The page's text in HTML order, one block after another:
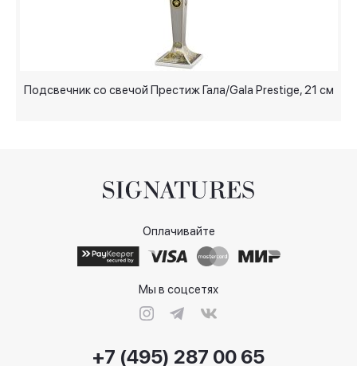
Подсвечник со свечой Престиж Гала/Gala Prestige, 21 см
Оплачивайте
Мы в соцсетях
+7 (495) 287 00 65